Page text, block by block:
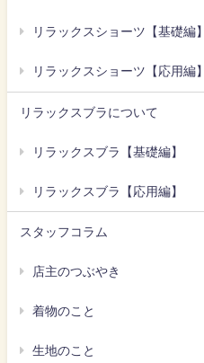
リラックスショーツ【基礎編】
リラックスショーツ【応用編】
リラックスブラについて
リラックスブラ【基礎編】
リラックスブラ【応用編】
スタッフコラム
店主のつぶやき
着物のこと
生地のこと